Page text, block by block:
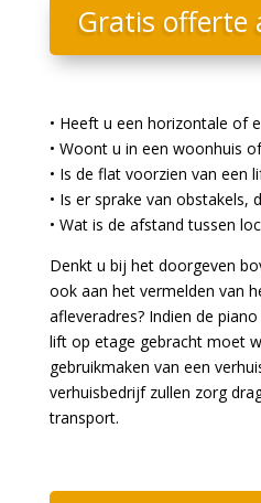
Gratis offerte
• Heeft u een horizontale of
• Woont u in een woonhuis
• Is de flat voorzien van een
• Is er sprake van obstakels,
• Wat is de afstand tussen
Denkt u bij het doorgeven
ook aan het vermelden van
afleveradres? Indien de
lift op etage gebracht moet
gebruikmaken van een
verhuisbedrijf zullen zorg
transport.